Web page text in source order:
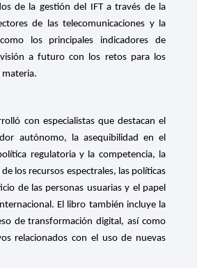
de la gestión del IFT a través de la
de las telecomunicaciones y la
los principales indicadores de
a futuro con los retos para los
materia.
con especialistas que destacan el
autónomo, la asequibilidad en el
regulatoria y la competencia, la
los recursos espectrales, las políticas
de las personas usuarias y el papel
El libro también incluye la
de transformación digital, así como
relacionados con el uso de nuevas